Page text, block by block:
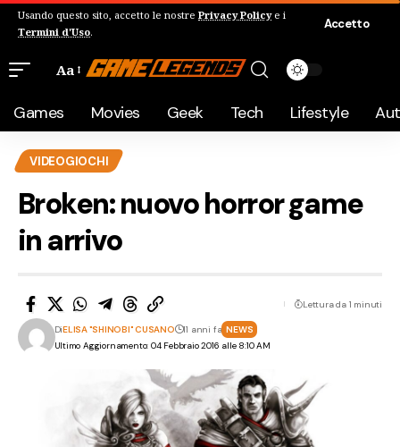
Usando questo sito, accetto le nostre Privacy Policye i
Termini d'Uso.
Accetto
Aa
Games Movies Geek Tech Lifestyle
VIDEOGIOCHI
Broken: nuovo horror game
in arrivo
Ultimo Aggiornamento: 04 Febbraio 2016 alle 8:10 AM
DiELISA "SHINOBI" CUSANO 11 anni fa NEWS
Lettura da 1 minuti